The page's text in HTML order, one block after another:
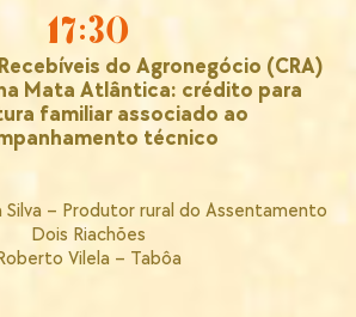
17:30
do Agronegócio (CRA)
Mata Atlântica: crédito para
familiar associado ao
técnico
Silva – Produtor rural do Assentamento
Dois Riachões
Vilela – Tabôa